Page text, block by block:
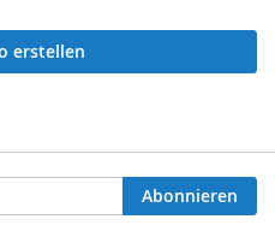
erstellen
Abonnieren